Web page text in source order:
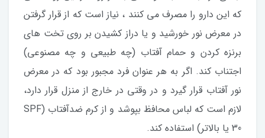
که این دارو را مصرف می کنند ، نیاز است که از قرار گرفتن
در معرض نور خورشید و یا دراز کشیدن بر روی تخت های
برنزه کردن و حمام آفتاب (چه طبیعی و چه مصنوعی)
اجتناب کند. اگر به هر عنوان فرد مجبور بود که در معرض
نور آفتاب قرار گیرد و در وقتی در خارج از منزل قرار دارد،
لازم است که لباس محافظ بپوشد و از کرم ضدآفتاب (SPF
30 یا بالاتر) استفاده کند.